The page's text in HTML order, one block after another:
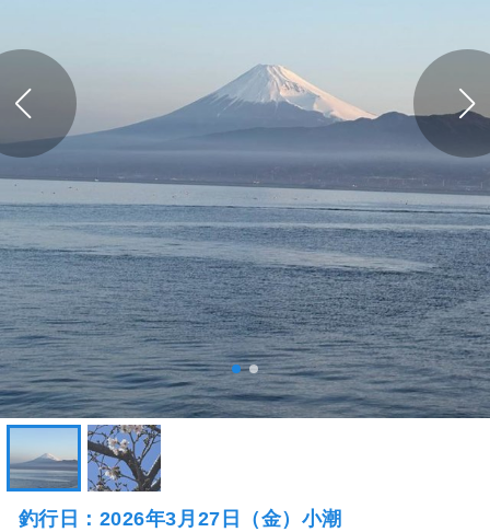
釣行日：2026年3月27日（金）小潮